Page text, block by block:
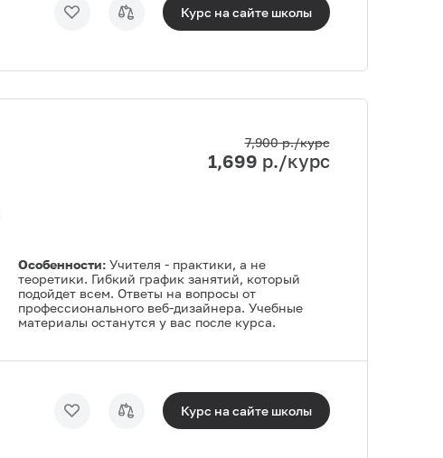
Курс на сайте школы
7,900р./курс
1,699 р./курс
Особенности: Учителя - практики, а не
теоретики. Гибкий график занятий, который
подойдет всем. Ответы на вопросы от
профессионального веб-дизайнера. Учебные
материалы останутся у вас после курса.
Курс на сайте школы